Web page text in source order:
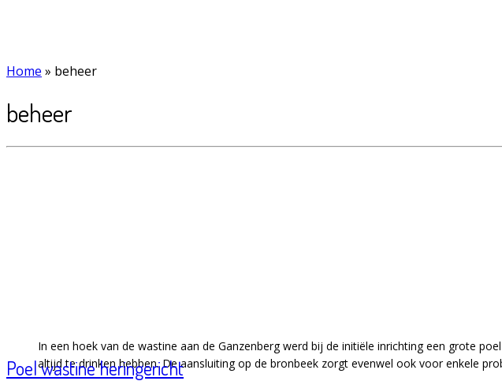
Home » beheer
beheer
In een hoek van de wastine aan de Ganzenberg werd bij de initiële inrichting een grote
altijd te drinken hebben. De aansluiting op de bronbeek zorgt evenwel ook voor enkele
Poel wastine heringericht